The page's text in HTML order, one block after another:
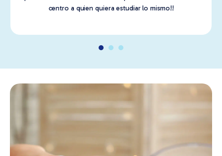
centro a quien quiera estudiar lo mismo!!